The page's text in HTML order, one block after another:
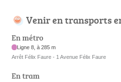
Venir en transports
En métro
Ligne 8, à 285 m
Arrêt Félix Faure - 1 Avenue Félix Faure
En tram